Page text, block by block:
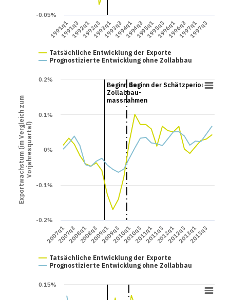
Tatsächliche Entwicklung der Exporte
Prognostizierte Entwicklung ohne Zollabbau
1991q11991q31992q11992q31993q11993q31994q11994q31995q11995q31996q11996q31997q11997q3
-0.05%
Exportwachstum (im Vergleich zumVorjahresquartal)
Beginn der
Zollabbau-
massnahmen
Beginn der Schätzperiode
Tatsächliche Entwicklung der Exporte
Prognostizierte Entwicklung ohne Zollabbau
2007q12007q32008q12008q32009q12009q32010q12010q32011q12011q32012q12012q32013q12013q3
-0.2%
-0.1%
0%
0.1%
0.2%
0.15%